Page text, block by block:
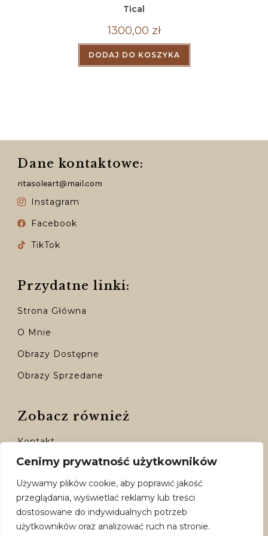
Cenimy prywatność użytkowników
Używamy plików cookie, aby poprawić jakość
przeglądania, wyświetlać reklamy lub treści
dostosowane do indywidualnych potrzeb
użytkowników oraz analizować ruch na stronie.
Tical
1300,00 zł
DODAJ DO KOSZYKA
Dane kontaktowe:
ritasoleart@mail.com
Instagram
Facebook
TikTok
Przydatne linki:
Strona Główna
O Mnie
Obrazy Dostępne
Obrazy Sprzedane
Zobacz również
Kontakt
Moje Konto
Dostępne Formy Płatności
Polityka Prywatności
Regulamin